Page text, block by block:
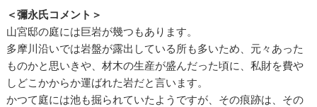
＜彌永氏コメント＞
山宮邸の庭には巨岩が幾つもあります。
多摩川沿いでは岩盤が露出している所も多いため、元々あった
ものかと思いきや、材木の生産が盛んだった頃に、私財を費や
しどこかからか運ばれた岩だと言います。
かつて庭には池も掘られていたようですが、その痕跡は、その